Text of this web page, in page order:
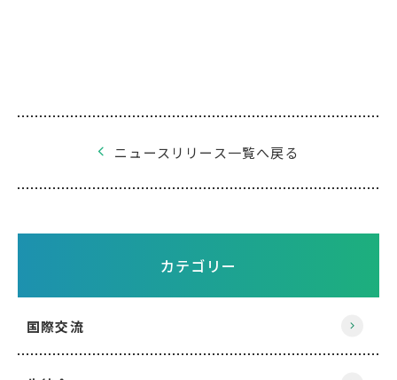
ニュースリリース一覧へ戻る
カテゴリー
国際交流